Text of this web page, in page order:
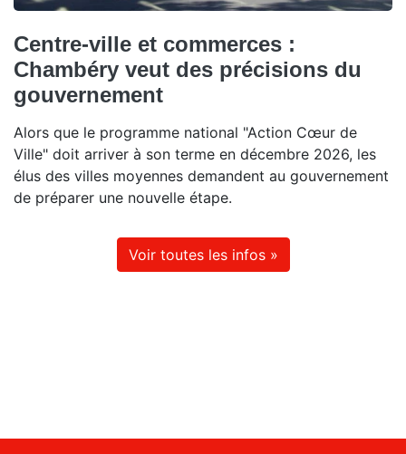
Centre-ville et commerces :
Chambéry veut des précisions du
gouvernement
Alors que le programme national "Action Cœur de
Ville" doit arriver à son terme en décembre 2026, les
élus des villes moyennes demandent au gouvernement
de préparer une nouvelle étape.
Voir toutes les infos »